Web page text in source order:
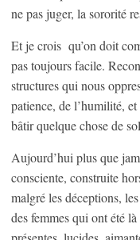
ne pas juger, la sororité
Et je crois qu’on doit
pas toujours facile.
structures qui nous
patience, de l’humilité,
bâtir quelque chose de
Aujourd’hui plus que
consciente, construite
malgré les déceptions,
des femmes qui ont été